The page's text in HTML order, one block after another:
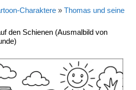
Charaktere » Thomas und seine
den Schienen (Ausmalbild von